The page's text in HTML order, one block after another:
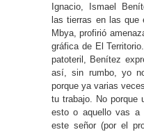
Ignacio, Ismael
las tierras en las que
Mbya, profirió
gráfica de El
patoteril, Benítez
así, sin rumbo, yo
porque ya varias
tu trabajo. No porque
esto o aquello vas a
este señor (por el